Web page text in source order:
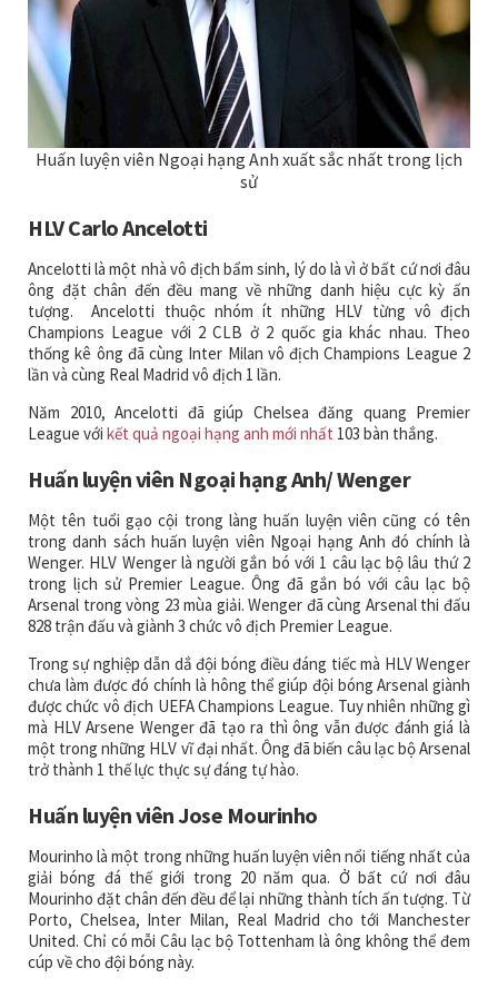
Huấn luyện viên Ngoại hạng Anh xuất sắc nhất trong lịch
sử
HLV Carlo Ancelotti
Ancelotti là một nhà vô địch bẩm sinh, lý do là vì ở bất cứ nơi đâu
ông đặt chân đến đều mang về những danh hiệu cực kỳ ấn
tượng. Ancelotti thuộc nhóm ít những HLV từng vô địch
Champions League với 2 CLB ở 2 quốc gia khác nhau. Theo
thống kê ông đã cùng Inter Milan vô địch Champions League 2
lần và cùng Real Madrid vô địch 1 lần.
Năm 2010, Ancelotti đã giúp Chelsea đăng quang Premier
League với kết quả ngoại hạng anh mới nhất 103 bàn thắng.
Huấn luyện viên Ngoại hạng Anh/ Wenger
Một tên tuổi gạo cội trong làng huấn luyện viên cũng có tên
trong danh sách huấn luyện viên Ngoại hạng Anh đó chính là
Wenger. HLV Wenger là người gắn bó với 1 câu lạc bộ lâu thứ 2
trong lịch sử Premier League. Ông đã gắn bó với câu lạc bộ
Arsenal trong vòng 23 mùa giải. Wenger đã cùng Arsenal thi đấu
828 trận đấu và giành 3 chức vô địch Premier League.
Trong sự nghiệp dẫn dắ đội bóng điều đáng tiếc mà HLV Wenger
chưa làm được đó chính là hông thể giúp đội bóng Arsenal giành
được chức vô địch UEFA Champions League. Tuy nhiên những gì
mà HLV Arsene Wenger đã tạo ra thì ông vẫn được đánh giá là
một trong những HLV vĩ đại nhất. Ông đã biến câu lạc bộ Arsenal
trở thành 1 thế lực thực sự đáng tự hào.
Huấn luyện viên Jose Mourinho
Mourinho là một trong những huấn luyện viên nổi tiếng nhất của
giải bóng đá thế giới trong 20 năm qua. Ở bất cứ nơi đâu
Mourinho đặt chân đến đều để lại những thành tích ấn tượng. Từ
Porto, Chelsea, Inter Milan, Real Madrid cho tới Manchester
United. Chỉ có mỗi Câu lạc bộ Tottenham là ông không thể đem
cúp về cho đội bóng này.